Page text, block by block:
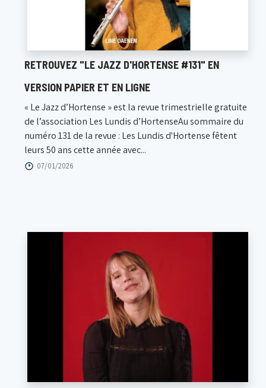
RETROUVEZ "LE JAZZ D'HORTENSE #131" EN
VERSION PAPIER ET EN LIGNE
« Le Jazz d’Hortense » est la revue trimestrielle gratuite
de l’association Les Lundis d’HortenseAu sommaire du
numéro 131 de la revue : Les Lundis d'Hortense fêtent
leurs 50 ans cette année avec...
07/01/2026